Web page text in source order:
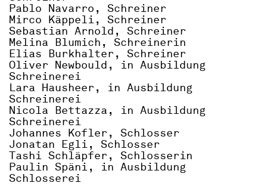
Pablo Navarro, Schreiner
Mirco Käppeli, Schreiner
Sebastian Arnold, Schreiner
Melina Blumich, Schreinerin
Elias Burkhalter, Schreiner
Oliver Newbould, in Ausbildung
Schreinerei
Lara Hausheer, in Ausbildung
Schreinerei
Nicola Bettazza, in Ausbildung
Schreinerei
Johannes Kofler, Schlosser
Jonatan Egli, Schlosser
Tashi Schläpfer, Schlosserin
Paulin Späni, in Ausbildung
Schlosserei